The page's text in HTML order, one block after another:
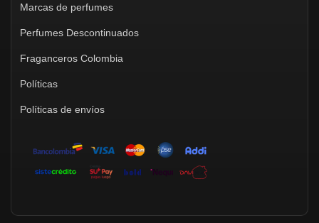
Marcas de perfumes
Perfumes Descontinuados
Fraganceros Colombia
Políticas
Políticas de envíos